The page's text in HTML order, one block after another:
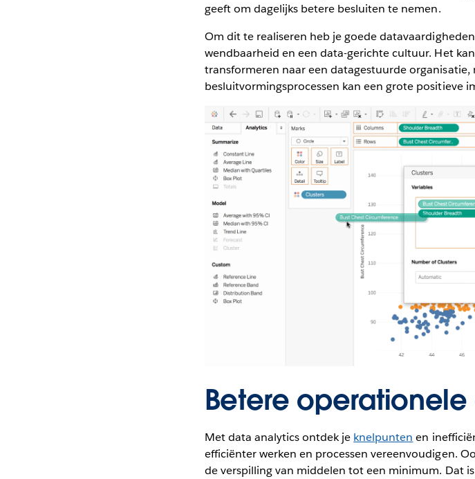
geeft om dagelijks betere besluiten te nemen.
Om dit te realiseren heb je goede
wendbaarheid en een data-gerichte cultuur. Het
transformeren naar een datagestuurde
besluitvormingsprocessen kan een grote positieve
Betere
Met data analytics ontdek je knelpunten en
efficiënter werken en processen vereenvoudigen.
de verspilling van middelen tot een minimum. Dat